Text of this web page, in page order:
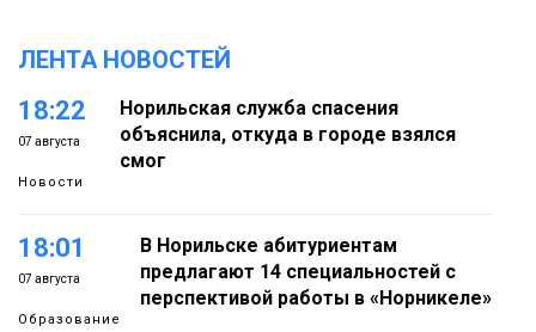
ЛЕНТА НОВОСТЕЙ
18:22
07 августа
Новости
Норильская служба спасения
объяснила, откуда в городе взялся
смог
18:01
07 августа
Образование
В Норильске абитуриентам
предлагают 14 специальностей с
перспективой работы в «Норникеле»